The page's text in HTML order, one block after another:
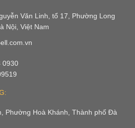
Văn Linh, tổ 17, Phường Long
Nội, Việt Nam
0930
Phường Hoà Khánh, Thành phố Đà